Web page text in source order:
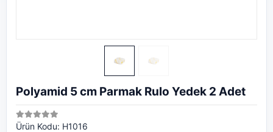
Polyamid 5 cm Parmak Rulo Yedek 2 Adet
Ürün Kodu: H1016